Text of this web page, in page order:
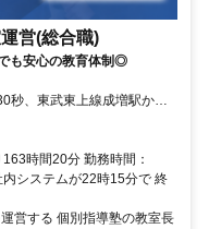
営(総合職)
も安心の教育体制◎
秒、東武東上線成増駅から
時間20分 勤務時間：
システムが22時15分で 終
営する 個別指導塾の教室長